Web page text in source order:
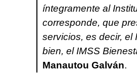
íntegramente al
corresponde, que
servicios, es decir, el
bien, el IMSS
Manautou Galván.